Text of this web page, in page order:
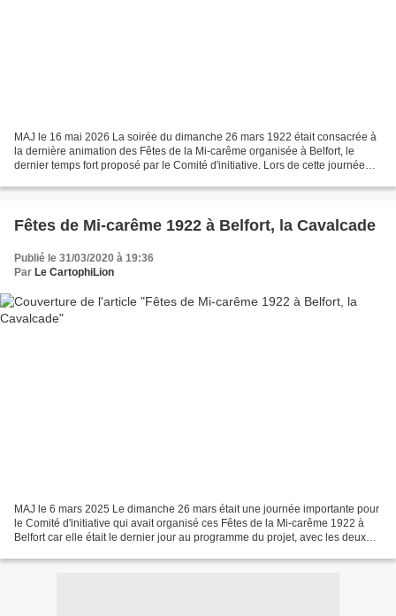
MAJ le 16 mai 2026 La soirée du dimanche 26 mars 1922 était consacrée à
la dernière animation des Fêtes de la Mi-carême organisée à Belfort, le
dernier temps fort proposé par le Comité d'initiative. Lors de cette journée
Fêtes de Mi-carême 1922 à Belfort, la Cavalcade
Publié le 31/03/2020 à 19:36
Par Le CartophiLion
MAJ le 6 mars 2025 Le dimanche 26 mars était une journée importante pour
le Comité d'initiative qui avait organisé ces Fêtes de la Mi-carême 1922 à
Belfort car elle était le dernier jour au programme du projet, avec les deux